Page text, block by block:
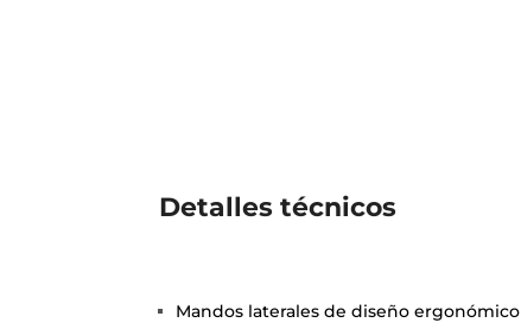
Detalles técnicos
Mandos laterales de diseño ergonómico